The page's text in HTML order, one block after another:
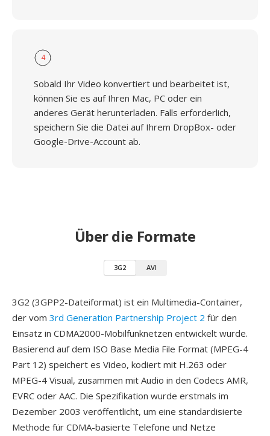
4
Sobald Ihr Video konvertiert und bearbeitet ist,
können Sie es auf Ihren Mac, PC oder ein
anderes Gerät herunterladen. Falls erforderlich,
speichern Sie die Datei auf Ihrem DropBox- oder
Google-Drive-Account ab.
Über die Formate
3G2 AVI
3G2 (3GPP2-Dateiformat) ist ein Multimedia-Container,
der vom 3rd Generation Partnership Project 2 für den
Einsatz in CDMA2000-Mobilfunknetzen entwickelt wurde.
Basierend auf dem ISO Base Media File Format (MPEG-4
Part 12) speichert es Video, kodiert mit H.263 oder
MPEG-4 Visual, zusammen mit Audio in den Codecs AMR,
EVRC oder AAC. Die Spezifikation wurde erstmals im
Dezember 2003 veröffentlicht, um eine standardisierte
Methode für CDMA-basierte Telefone und Netze